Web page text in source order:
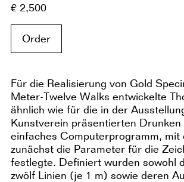
€ 2,500
Order
Für die Realisierung von Gold
Meter-Twelve Walks entwickelte
ähnlich wie für die in der
Kunstverein präsentierten Drunken
einfaches Computerprogramm, mit
zunächst die Parameter für die
festlegte. Definiert wurden sowohl
zwölf Linien (je 1 m) sowie deren